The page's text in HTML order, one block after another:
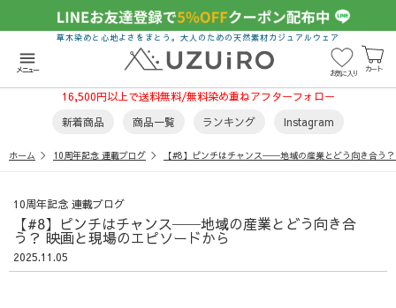
menu
メニュー お気に入り カート
草木染めと心地よさをまとう。大人のための天然素材カジュアルウェア
16,500円以上で送料無料/無料染め重ねアフターフォロー
新着商品
商品一覧 ランキング Instagram
ホーム 10周年記念 連載ブログ 【#8】ピンチはチャンス──地域の産業とどう向き合う
10周年記念 連載ブログ
【#8】ピンチはチャンス──地域の産業とどう向き合
う？ 映画と現場のエピソードから
2025.11.05